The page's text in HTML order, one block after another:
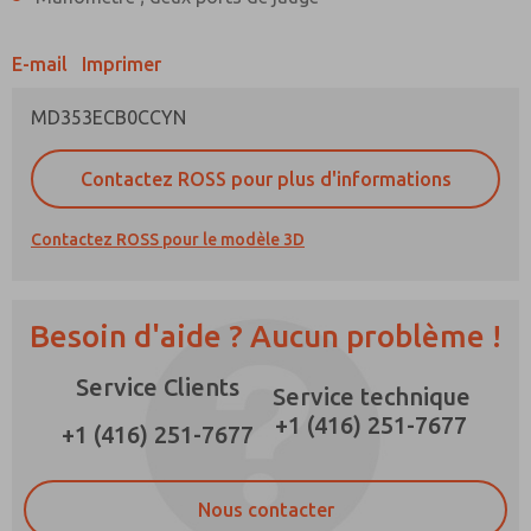
E-mail Imprimer
MD353ECB0CCYN
Contactez ROSS pour plus d'informations
Contactez ROSS pour le modèle 3D
Besoin d'aide ? Aucun problème !
Service Clients
+1 (416) 251-7677
Service technique
+1 (416) 251-7677
Nous contacter
E-Mail
Téléphone
périodiques sur les fonctionnalités, les
j'accepte que les données que je fournis
seront collectées et stockées
utilisées que strictement pour le traitement et
la réponse à ma demande. En soumettant le
formulaire de contact, j'accepte le traitement.